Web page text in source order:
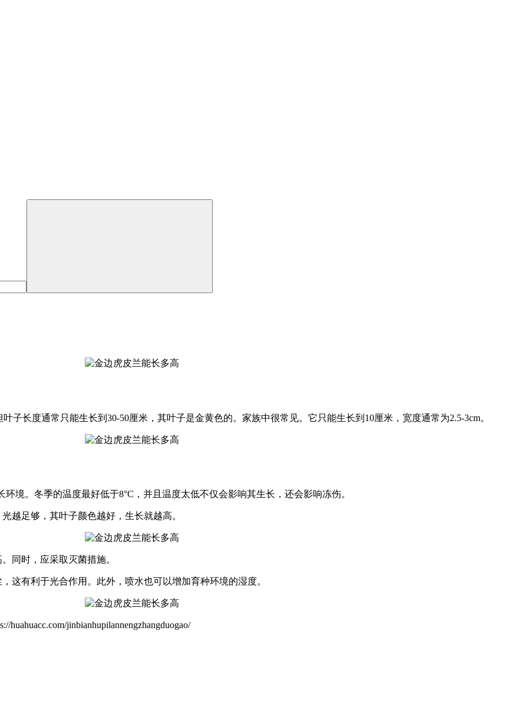
子长度通常只能生长到30-50厘米，其叶子是金黄色的。家族中很常见。它只能生长到10厘米，宽度通常为2.5-3cm。
境。冬季的温度最好低于8°C，并且温度太低不仅会影响其生长，还会影响冻伤。
越足够，其叶子颜色越好，生长就越高。
同时，应采取灭菌措施。
这有利于光合作用。此外，喷水也可以增加育种环境的湿度。
jinbianhupilannengzhangduogao/